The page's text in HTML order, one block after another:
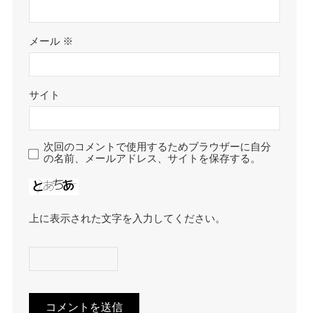
メール ※
サイト
次回のコメントで使用するためブラウザーに自分
の名前、メールアドレス、サイトを保存する。
上に表示された文字を入力してください。